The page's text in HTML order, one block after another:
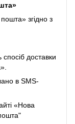
згідно з
доставки
в SMS-
«Нова